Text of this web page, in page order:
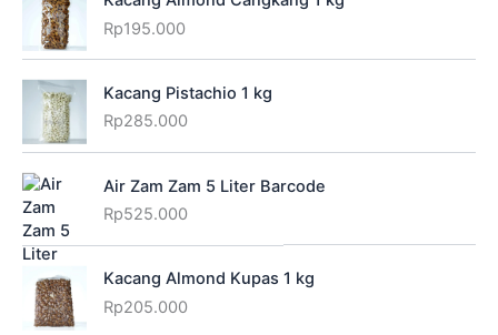
Rp195.000
Kacang Pistachio 1 kg
Rp285.000
Air Zam Zam 5 Liter Barcode
Rp525.000
Kacang Almond Kupas 1 kg
Rp205.000